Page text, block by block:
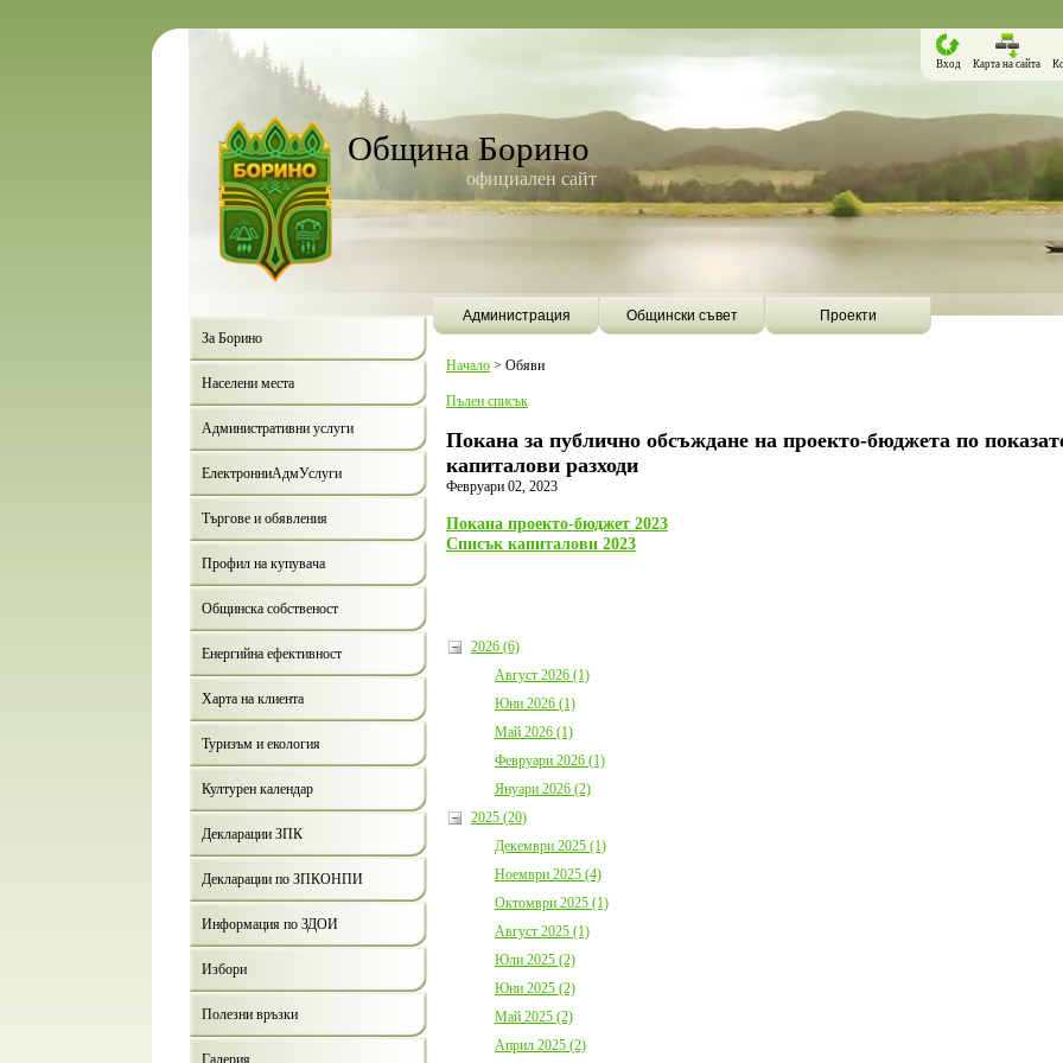
Община Борино
официален сайт
Вход Карта на сайта
Администрация Общински съвет
Проекти
За Борино
Населени места
Административни услуги
ЕлектронниАдмУслуги
Търгове и обявления
Профил на купувача
Общинска собственост
Енергийна ефективност
Харта на клиента
Туризъм и екология
Културен календар
Декларации ЗПК
Декларации по ЗПКОНПИ
Информация по ЗДОИ
Избори
Полезни връзки
Галерия
Начало > Обяви
Пълен списък
Покана за публично обсъждане на проекто-бюджета по
капиталови разходи
Февруари 02, 2023
Покана проекто-бюджет 2023
Списък капиталови 2023
2026 (6)
Август 2026 (1)
Юни 2026 (1)
Май 2026 (1)
Февруари 2026 (1)
Януари 2026 (2)
2025 (20)
Декември 2025 (1)
Ноември 2025 (4)
Октомври 2025 (1)
Август 2025 (1)
Юли 2025 (2)
Юни 2025 (2)
Май 2025 (2)
Април 2025 (2)